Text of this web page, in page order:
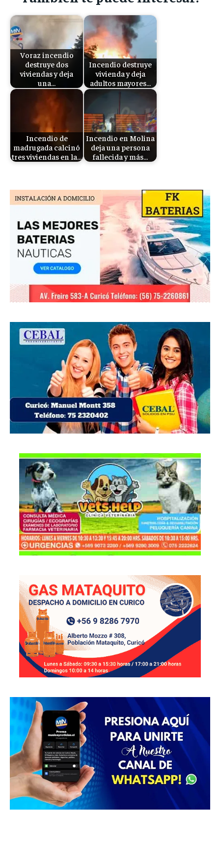
Voraz incendio
destruye dos
viviendas y deja
una…
Incendio destruye
vivienda y deja
adultos mayores…
Incendio de
madrugada calcinó
tres viviendas en la…
Incendio en Molina
deja una persona
fallecida y más…